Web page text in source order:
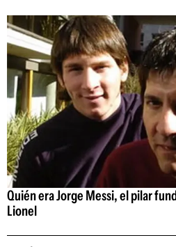
Quién era Jorge Messi, el pilar
Lionel